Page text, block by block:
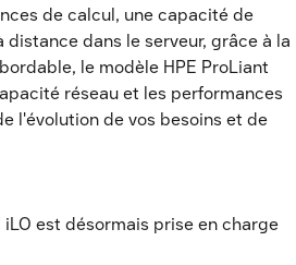
de calcul, une capacité de
dans le serveur, grâce à la
le modèle HPE ProLiant
réseau et les performances
l'évolution de vos besoins et de
est désormais prise en charge